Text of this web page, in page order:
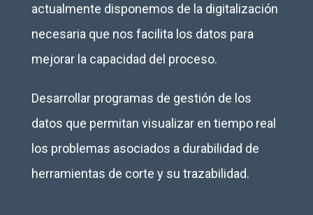
actualmente disponemos de la digitalización
necesaria que nos facilita los datos para
mejorar la capacidad del proceso.
Desarrollar programas de gestión de los
datos que permitan visualizar en tiempo real
los problemas asociados a durabilidad de
herramientas de corte y su trazabilidad.